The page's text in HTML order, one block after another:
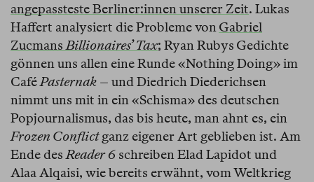
angepassteste Berliner:innen unserer Zeit. Lukas
Haffert analysiert die Probleme von Gabriel
Zucmans Billionaires’ Tax; Ryan Rubys Gedichte
gönnen uns allen eine Runde «Nothing Doing» im
Café Pasternak – und Diedrich Diederichsen
nimmt uns mit in ein «Schisma» des deutschen
Popjournalismus, das bis heute, man ahnt es, ein
Frozen Conflictganz eigener Art geblieben ist. Am
Ende des Reader 6 schreiben Elad Lapidot und
Alaa Alqaisi, wie bereits erwähnt, vom Weltkrieg